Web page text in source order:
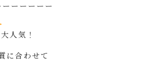
ーーーーー
人気！
に合わせて